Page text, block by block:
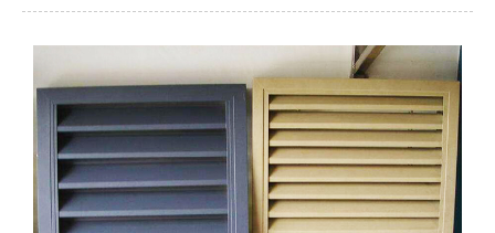
las persianas. El muro cortina de persiana tiene ...